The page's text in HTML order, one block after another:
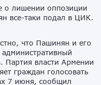
о лишении оппозиции
все-таки подал в ЦИК.
что Пашинян и его
Партия власти Армении
граждан голосовать
7 июня, сообщил